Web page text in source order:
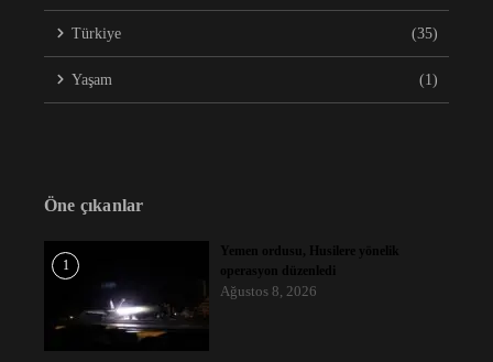
Türkiye (35)
Yaşam (1)
Öne çıkanlar
1
Yemen ordusu, Husilere yönelik
operasyon düzenledi
Ağustos 8, 2026